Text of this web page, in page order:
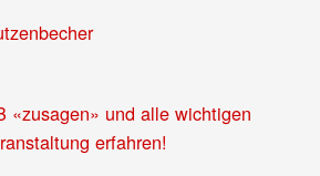
«zusagen» und alle wichtigen
erfahren!